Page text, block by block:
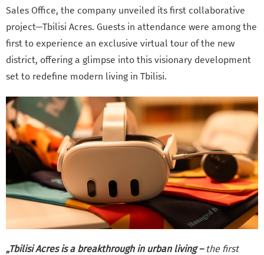
Sales Office, the company unveiled its first collaborative
project—Tbilisi Acres. Guests in attendance were among the
first to experience an exclusive virtual tour of the new
district, offering a glimpse into this visionary development
set to redefine modern living in Tbilisi.
„Tbilisi Acres is a breakthrough in urban living – the first